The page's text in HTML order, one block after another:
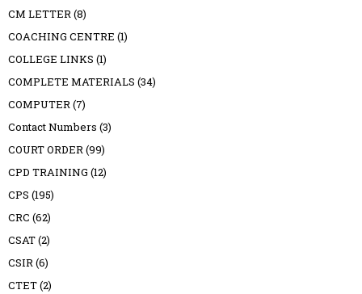
CM LETTER(8)
COACHING CENTRE (1)
COLLEGE LINKS (1)
COMPLETE MATERIALS (34)
COMPUTER(7)
Contact Numbers (3)
COURT ORDER(99)
CPD TRAINING (12)
CPS (195)
CRC (62)
CSAT(2)
CSIR(6)
CTET(2)